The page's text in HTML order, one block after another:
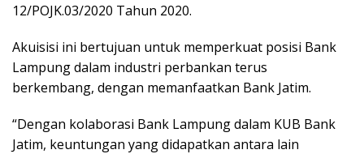
12/POJK.03/2020 Tahun 2020.
Akuisisi ini bertujuan untuk memperkuat posisi Bank
Lampung dalam industri perbankan terus
berkembang, dengan memanfaatkan Bank Jatim.
“Dengan kolaborasi Bank Lampung dalam KUB Bank
Jatim, keuntungan yang didapatkan antara lain